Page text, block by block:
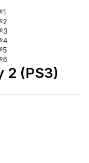
2 (PS3)